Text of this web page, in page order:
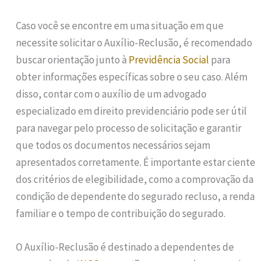
Caso você se encontre em uma situação em que
necessite solicitar o Auxílio-Reclusão, é recomendado
buscar orientação junto à Previdência Social para
obter informações específicas sobre o seu caso. Além
disso, contar com o auxílio de um advogado
especializado em direito previdenciário pode ser útil
para navegar pelo processo de solicitação e garantir
que todos os documentos necessários sejam
apresentados corretamente. É importante estar ciente
dos critérios de elegibilidade, como a comprovação da
condição de dependente do segurado recluso, a renda
familiar e o tempo de contribuição do segurado.
O Auxílio-Reclusão é destinado a dependentes de